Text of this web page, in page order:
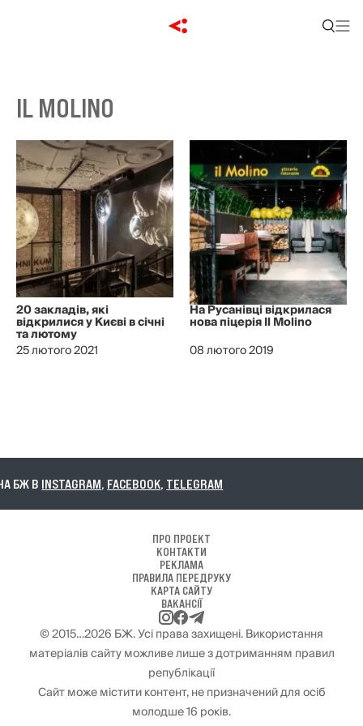
IL MOLINO
20 закладів, які
відкрилися у Києві в січні
та лютому
25 лютого 2021
На Русанівці відкрилася
нова піцерія Il Molino
08 лютого 2019
БЖ ВINSTAGRAM,FACEBOOK,TELEGRAM
ПРО ПРОЕКТ
КОНТАКТИ
РЕКЛАМА
ПРАВИЛА ПЕРЕДРУКУ
КАРТА САЙТУ
ВАКАНСІЇ
© 2015…2026 БЖ. Усі права захищені. Використання
матеріалів сайту можливе лише з дотриманням правил
републікації
Сайт може містити контент, не призначений для осіб
молодше 16 років.